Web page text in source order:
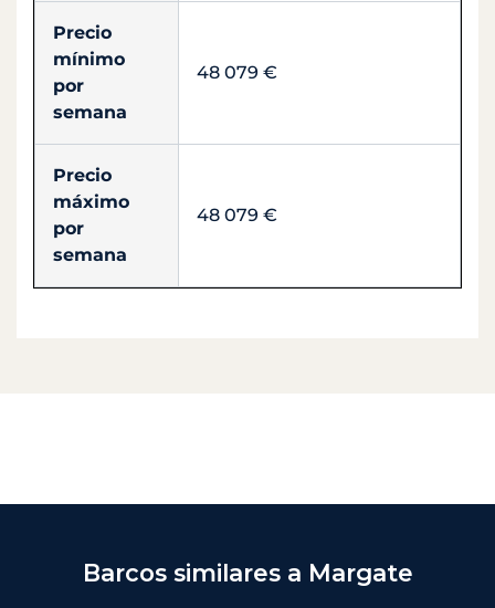
Precio
mínimo
por
semana
48 079 €
Precio
máximo
por
semana
48 079 €
Barcos similares a Margate